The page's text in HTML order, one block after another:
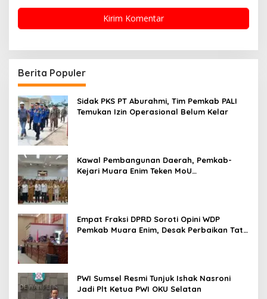
Berita Populer
Sidak PKS PT Aburahmi, Tim Pemkab PALI
Temukan Izin Operasional Belum Kelar
Kawal Pembangunan Daerah, Pemkab-
Kejari Muara Enim Teken MoU
Empat Fraksi DPRD Soroti Opini WDP
Pemkab Muara Enim, Desak Perbaikan Tata
PWI Sumsel Resmi Tunjuk Ishak Nasroni
Jadi Plt Ketua PWI OKU Selatan